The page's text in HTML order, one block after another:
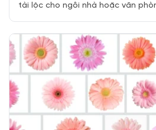
tài lộc cho ngôi nhà hoặc văn
sâu sắc, loài hoa này đang ngày
Tại Shop hoa tươi Tphcm